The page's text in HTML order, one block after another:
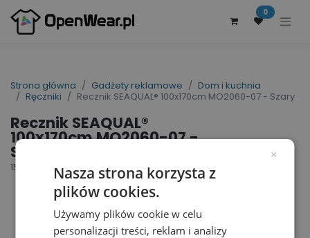
0
Strona główna Gadżety reklamowe
Dom i kuchnia
Ręczniki
Recznik SEAQUAL® 100x170cm MO2060-07 - Szary
Recznik SEAQUAL®
100x170cm MO2060-07 -
Szary
152293
×
Nasza strona korzysta z
plików cookies.
Używamy plików cookie w celu
personalizacji treści, reklam i analizy